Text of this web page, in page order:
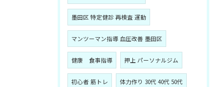
墨田区 特定健診 再検査 運動
マンツーマン指導 血圧改善 墨田区
健康 食事指導 押上 パーソナルジム
初心者 筋トレ 体力作り 30代 40代 50代